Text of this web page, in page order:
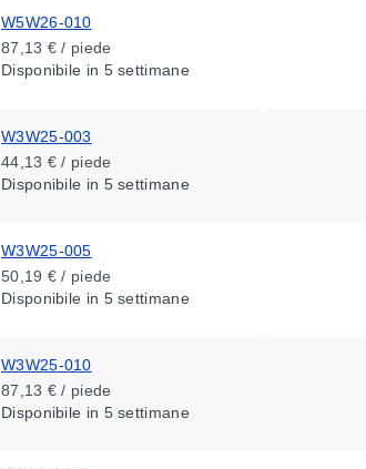
W5W26-010
87,13 € / piede
Disponibile in 5 settimane
W3W25-003
44,13 € / piede
Disponibile in 5 settimane
W3W25-005
50,19 € / piede
Disponibile in 5 settimane
W3W25-010
87,13 € / piede
Disponibile in 5 settimane